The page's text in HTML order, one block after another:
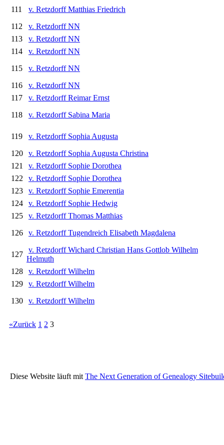
111
v. Retzdorff Matthias Friedrich
112
v. Retzdorff NN
113
v. Retzdorff NN
114
v. Retzdorff NN
115
v. Retzdorff NN
116
v. Retzdorff NN
117
v. Retzdorff Reimar Ernst
118
v. Retzdorff Sabina Maria
119
v. Retzdorff Sophia Augusta
120
v. Retzdorff Sophia Augusta Christina
121
v. Retzdorff Sophie Dorothea
122
v. Retzdorff Sophie Dorothea
123
v. Retzdorff Sophie Emerentia
124
v. Retzdorff Sophie Hedwig
125
v. Retzdorff Thomas Matthias
126
v. Retzdorff Tugendreich Elisabeth Magdalena
127
v. Retzdorff Wichard Christian Hans Gottlob Wilhelm
Helmuth
128
v. Retzdorff Wilhelm
129
v. Retzdorff Wilhelm
130
v. Retzdorff Wilhelm
«Zurück 1 2 3
Diese Website läuft mit The Next Generation of Genealogy